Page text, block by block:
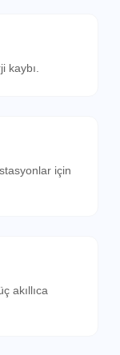
kaybı.
için
akıllıca